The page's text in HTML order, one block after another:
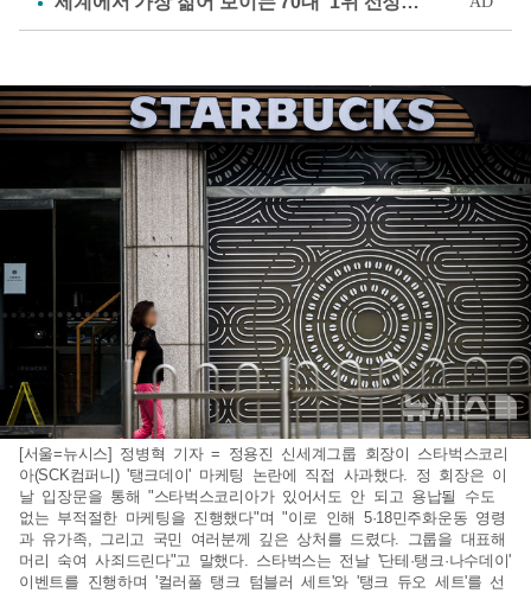
[서울=뉴시스] 정병혁 기자 = 정용진 신세계그룹 회장이 스타벅스코리
아(SCK컴퍼니) '탱크데이' 마케팅 논란에 직접 사과했다. 정 회장은 이
날 입장문을 통해 "스타벅스코리아가 있어서도 안 되고 용납될 수도
없는 부적절한 마케팅을 진행했다"며 "이로 인해 5·18민주화운동 영령
과 유가족, 그리고 국민 여러분께 깊은 상처를 드렸다. 그룹을 대표해
머리 숙여 사죄드린다"고 말했다. 스타벅스는 전날 '단테·탱크·나수데이'
이벤트를 진행하며 '컬러풀 탱크 텀블러 세트'와 '탱크 듀오 세트'를 선